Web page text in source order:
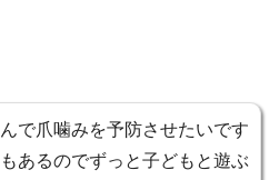
で爪噛みを予防させたいです
あるのでずっと子どもと遊ぶ